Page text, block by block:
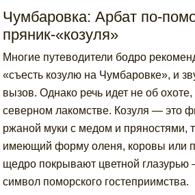
Чумбаровка: Арбат по-
пряник-«козуля»
Многие путеводители бодро
«съесть козулю на Чумбаровке», и
вызов. Однако речь идет не об
северном лакомстве. Козуля — это
ржаной муки с медом и пряностями,
имеющий форму оленя, коровы или
щедро покрывают цветной глазурью
символ поморского гостеприимства.